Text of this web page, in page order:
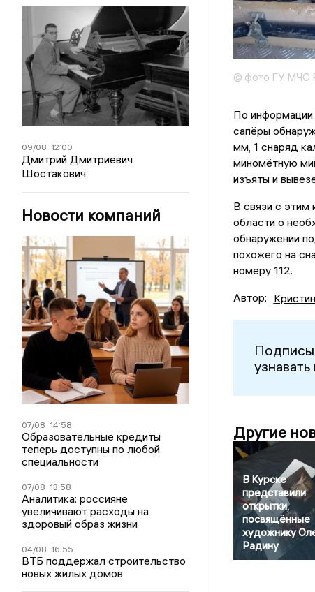
09/08 12:00
Дмитрий Дмитриевич
Шостакович
Новости компаний
07/08 14:58
Образовательные кредиты
теперь доступны по любой
специальности
07/08 13:58
Аналитика: россияне
увеличивают расходы на
здоровый образ жизни
04/08 16:55
ВТБ поддержал строительство
новых жилых домов
© фото ГУ МЧС
По информации
сапёры
мм, 1 снаряд
миномётную
изъяты и
В связи с этим
области о
обнаружении
похожего на
номеру 112.
Автор:
Другие
В Курске
представили
открытки,
посвящённые
художнику
Радину